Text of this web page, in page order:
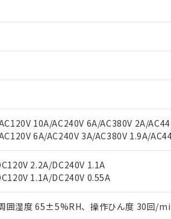
10A/AC240V 6A/AC380V 2A/
6A/AC240V 3A/AC380V 1.9A/
2.2A/DC240V 1.1A
1.1A/DC240V 0.55A
囲湿度 65±5%RH、操作ひん度 30回/
同意のうえご利用ください。
準価格はお客様のお取引先、またはお客
さい。
や当社販売拠点は「販売ネットワーク
結果を当社の事前の承諾なく第三者に漏
スト作成サービス）をご利用いただくに
スに関するお客様との取引・商談に必要
リ臭化ビフェニル類(PBB) 1000ppm以下、ポリ臭化
制御機器に対する適用除外項目は除く。
は閾値を超える意図的な使用がないことを確認してい
により、予定月が前後することがありま
ード
が中国RoHSの基準値を超えていることを
部門へお問い合わせください。
、 Cd(カドミウム) : 100ppm、
DIBP(フタル酸ジイソブチル) : 1000ppm、 BBP(フ
すべてが基準値以下であることを示しま
おいて有害物質が外部に漏えいし、環境
部門へお問い合わせください。
の提供する場合は、日本国政府の輸出許
せん。
者に販売する場合は、上記1、2および3
び販売に係わる関係者が違法に輸出する
が在庫あり
状況については、お客様のお取引先、
売員にご確認ください)
在庫状況の情報を公開していない機種